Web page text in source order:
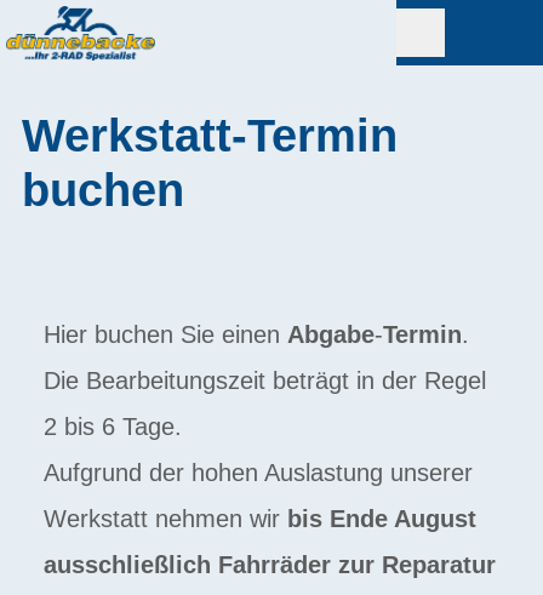
Werkstatt-Termin
buchen
Hier buchen Sie einen Abgabe-Termin.
Die Bearbeitungszeit beträgt in der Regel
2 bis 6 Tage.
Aufgrund der hohen Auslastung unserer
Werkstatt nehmen wir bis Ende August
ausschließlich Fahrräder zur Reparatur